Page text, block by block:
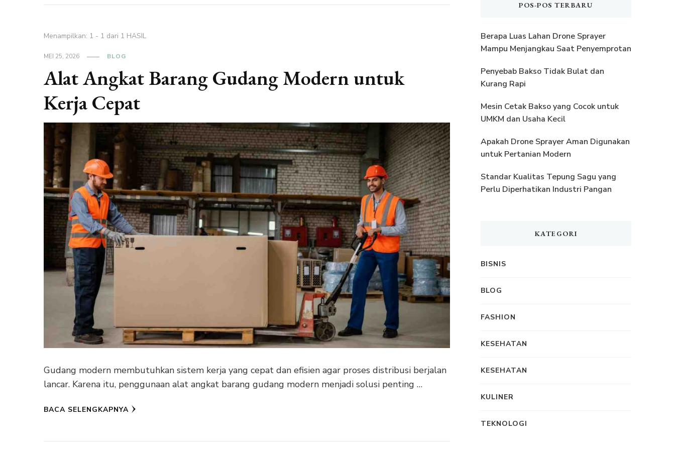
Menampilkan: 1 - 1 dari 1 HASIL
MEI 25, 2026 BLOG
Alat Angkat Barang Gudang Modern untuk
Kerja Cepat
Gudang modern membutuhkan sistem kerja yang cepat dan efisien agar proses distribusi berjalan
lancar. Karena itu, penggunaan alat angkat barang gudang modern menjadi solusi penting …
BACA SELENGKAPNYA
POS-POS TERBARU
Berapa Luas Lahan Drone Sprayer
Mampu Menjangkau Saat Penyemprotan
Penyebab Bakso Tidak Bulat dan
Kurang Rapi
Mesin Cetak Bakso yang Cocok untuk
UMKM dan Usaha Kecil
Apakah Drone Sprayer Aman Digunakan
untuk Pertanian Modern
Standar Kualitas Tepung Sagu yang
Perlu Diperhatikan Industri Pangan
KATEGORI
BISNIS
BLOG
FASHION
KESEHATAN
KESEHATAN
KULINER
TEKNOLOGI